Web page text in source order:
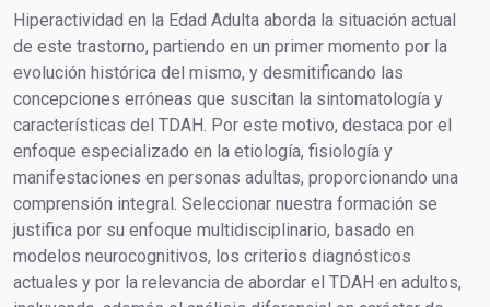
Hiperactividad en la Edad Adulta aborda la situación actual
de este trastorno, partiendo en un primer momento por la
evolución histórica del mismo, y desmitificando las
concepciones erróneas que suscitan la sintomatología y
características del TDAH. Por este motivo, destaca por el
enfoque especializado en la etiología, fisiología y
manifestaciones en personas adultas, proporcionando una
comprensión integral. Seleccionar nuestra formación se
justifica por su enfoque multidisciplinario, basado en
modelos neurocognitivos, los criterios diagnósticos
actuales y por la relevancia de abordar el TDAH en adultos,